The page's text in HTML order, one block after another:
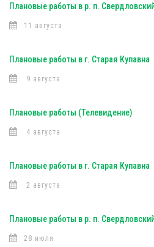
Плановые работы в р. п.
11 августа
Плановые работы в г. Старая Купавна
9 августа
Плановые работы (Телевидение)
4 августа
Плановые работы в г. Старая Купавна
2 августа
Плановые работы в р. п.
28 июля